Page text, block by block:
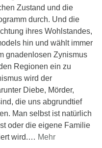
Zustand und die
durch. Und die
ihres Wohlstandes,
hin und wählt immer
gnadenlosen Zynismus
Regionen ein zu
wird der
Diebe, Mörder,
die uns abgrundtief
Man selbst ist natürlich
oder die eigene Familie
wird.… Mehr